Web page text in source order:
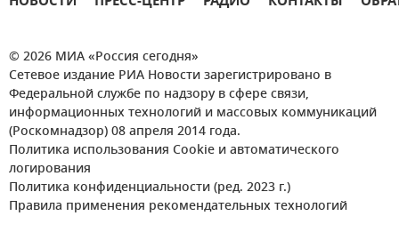
© 2026 МИА «Россия сегодня»
Сетевое издание РИА Новости зарегистрировано в
Федеральной службе по надзору в сфере связи,
информационных технологий и массовых коммуникаций
(Роскомнадзор) 08 апреля 2014 года.
Политика использования Cookie и автоматического
логирования
Политика конфиденциальности (ред. 2023 г.)
Правила применения рекомендательных технологий